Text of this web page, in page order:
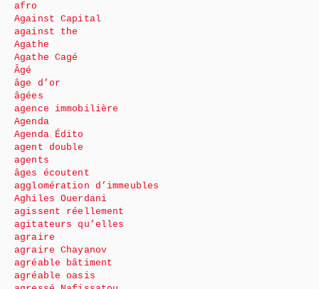
afro
Against Capital
against the
Agathe
Agathe Cagé
Âgé
âge d’or
âgées
agence immobilière
Agenda
Agenda Édito
agent double
agents
âges écoutent
agglomération d’immeubles
Aghiles Ouerdani
agissent réellement
agitateurs qu’elles
agraire
agraire Chayanov
agréable bâtiment
agréable oasis